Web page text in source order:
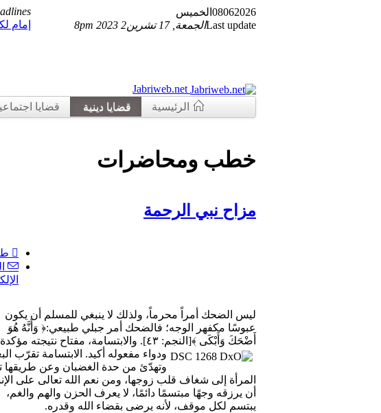
08062026
الخميس
Last updateالجمعة, 17 تشرين2 2023 8pm
إمام
Jabriweb.net
الرئيسية
قضايا دينية قضايا
خطب ومحاضرات
مزاح نبي الرحمة
ليس الضحك أمراً محرماً، ولذلك لا ينبغي للمسلم أن يكون
عبوسًا مكفهر الوجه؛ فالضحك أمر جبلي طبيعي:﴿ وَأَنَّهُ هُوَ
أَضْحَكَ وَأَبْكَى ﴾[النجم: ٤٣]. والابتسامة، مفتاح
نتيجته مؤكدة
ودواء مفعوله أكيد. الابتسامة تقرّب
وتهدّئ من حدة الغضبان وعن طريقها
المرأة إلى شغاف قلب زوجها، ومن نعم الله تعالى على
أن يرزقه وجهًا مبتسمًا دائمًا، لا يعرف الحزن والهم والغم،
يبتسم لكل موقف، لأنه يرضى بقضاء الله وقدره.